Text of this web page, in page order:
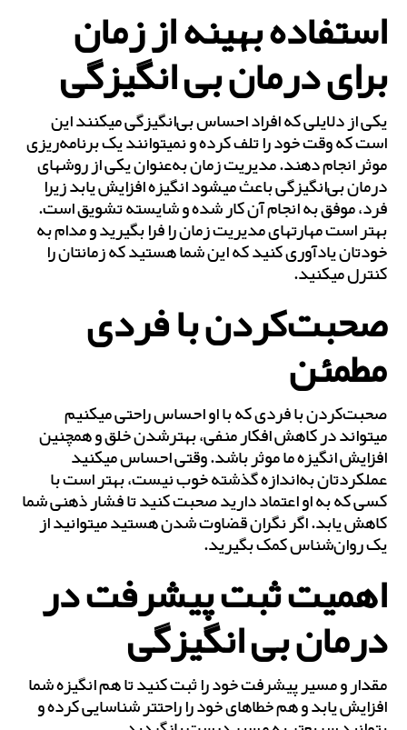
استفاده بهینه از زمان
برای درمان بی انگیزگی
یکی از دلایلی که افراد احساس بی‌انگیزگی می‎کنند این
است که وقت خود را تلف کرده و نمی‎توانند یک برنامه‌ریزی
موثر انجام دهند. مدیریت زمان به‌عنوان یکی از روش‎های
درمان بی‌انگیزگی باعث می‎شود انگیزه افزایش یابد زیرا
فرد، موفق به انجام آن کار شده و شایسته تشویق است.
بهتر است مهارت‎های مدیریت زمان را فرا بگیرید و مدام به
خودتان یادآوری کنید که این شما هستید که زمانتان را
کنترل می‏‎کنید.
صحبت‌کردن با فردی
مطمئن
صحبت‌کردن با فردی که با او احساس راحتی می‎کنیم
می‎تواند در کاهش افکار منفی، بهترشدن خلق و همچنین
افزایش انگیزه ما موثر باشد. وقتی احساس می‎کنید
عملکردتان به‌اندازه گذشته خوب نیست، بهتر است با
کسی که به او اعتماد دارید صحبت کنید تا فشار ذهنی شما
کاهش یابد. اگر نگران قضاوت شدن هستید می‎توانید از
یک روان‌شناس کمک بگیرید.
اهمیت ثبت پیشرفت در
درمان بی انگیزگی
مقدار و مسیر پیشرفت خود را ثبت کنید تا هم انگیزه شما
افزایش یابد و هم خطاهای خود را راحت‎تر شناسایی کرده و